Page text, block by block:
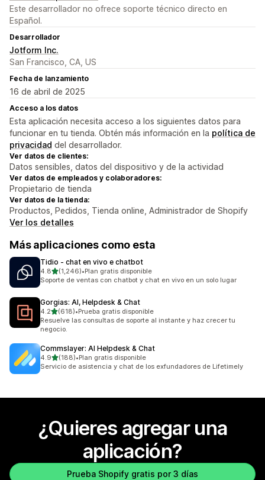
Este desarrollador no ofrece soporte técnico directo en
Español.
Desarrollador
Jotform Inc.
San Francisco, CA, US
Fecha de lanzamiento
16 de abril de 2025
Acceso a los datos
Esta aplicación necesita acceso a los siguientes datos para
funcionar en tu tienda. Obtén más información en la política de
privacidad del desarrollador.
Ver datos de clientes:
Datos sensibles, datos del dispositivo y de la actividad
Ver datos de empleados y colaboradores:
Propietario de tienda
Ver datos de la tienda:
Productos, Pedidos, Tienda online, Administrador de Shopify
Ver los detalles
Más aplicaciones como esta
Tidio ‑ chat en vivo e chatbot
4.8de 5 estrellas
(1,246)
1246 reseñas en total
•Plan gratis disponible
Soporte de ventas con chatbot y chat en vivo en un solo lugar
Gorgias: AI, Helpdesk & Chat
4.2de 5 estrellas
(618)
618 reseñas en total
•Prueba gratis disponible
Resuelve las consultas de soporte al instante y haz crecer tu
negocio.
Commslayer: AI Helpdesk & Chat
4.9de 5 estrellas
(188)
188 reseñas en total
•Plan gratis disponible
Servicio de asistencia y chat de los exfundadores de Lifetimely
¿Quieres agregar una
aplicación?
Prueba Shopify gratis por 3 días